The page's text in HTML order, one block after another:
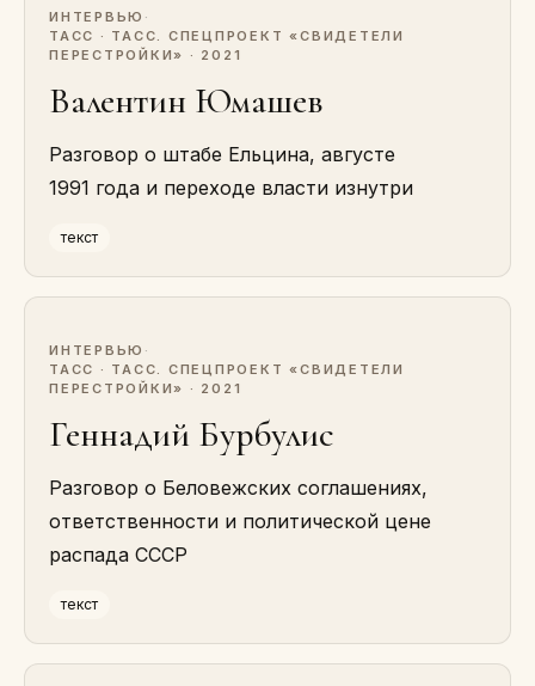
ИНТЕРВЬЮ ·
ТАСС · ТАСС. СПЕЦПРОЕКТ «СВИДЕТЕЛИ
ПЕРЕСТРОЙКИ» · 2021
Валентин Юмашев
Разговор о штабе Ельцина, августе
1991 года и переходе власти изнутри
текст
ИНТЕРВЬЮ ·
ТАСС · ТАСС. СПЕЦПРОЕКТ «СВИДЕТЕЛИ
ПЕРЕСТРОЙКИ» · 2021
Геннадий Бурбулис
Разговор о Беловежских соглашениях,
ответственности и политической цене
распада СССР
текст